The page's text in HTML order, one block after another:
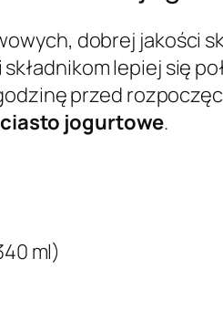
dobrej jakości
lepiej się
przed
jogurtowe.
ml)